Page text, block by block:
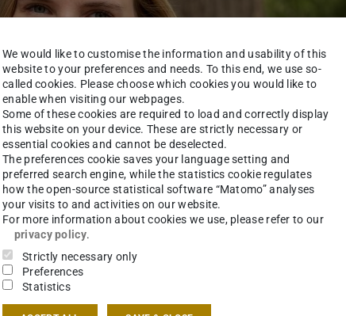
We would like to customise the information and usability of this
website to your preferences and needs. To this end, we use so-
called cookies. Please choose which cookies you would like to
enable when visiting our webpages.
Some of these cookies are required to load and correctly display
this website on your device. These are strictly necessary or
essential cookies and cannot be deselected.
The preferences cookie saves your language setting and
preferred search engine, while the statistics cookie regulates
how the open-source statistical software “Matomo” analyses
your visits to and activities on our website.
For more information about cookies we use, please refer to our
privacy policy.
Strictly necessary only
Preferences
Statistics